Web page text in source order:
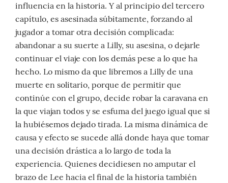
influencia en la historia. Y al principio del tercero
capítulo, es asesinada súbitamente, forzando al
jugador a tomar otra decisión complicada:
abandonar a su suerte a Lilly, su asesina, o dejarle
continuar el viaje con los demás pese a lo que ha
hecho. Lo mismo da que libremos a Lilly de una
muerte en solitario, porque de permitir que
continúe con el grupo, decide robar la caravana en
la que viajan todos y se esfuma del juego igual que si
la hubiésemos dejado tirada. La misma dinámica de
causa y efecto se sucede allá donde haya que tomar
una decisión drástica a lo largo de toda la
experiencia. Quienes decidiesen no amputar el
brazo de Lee hacia el final de la historia también